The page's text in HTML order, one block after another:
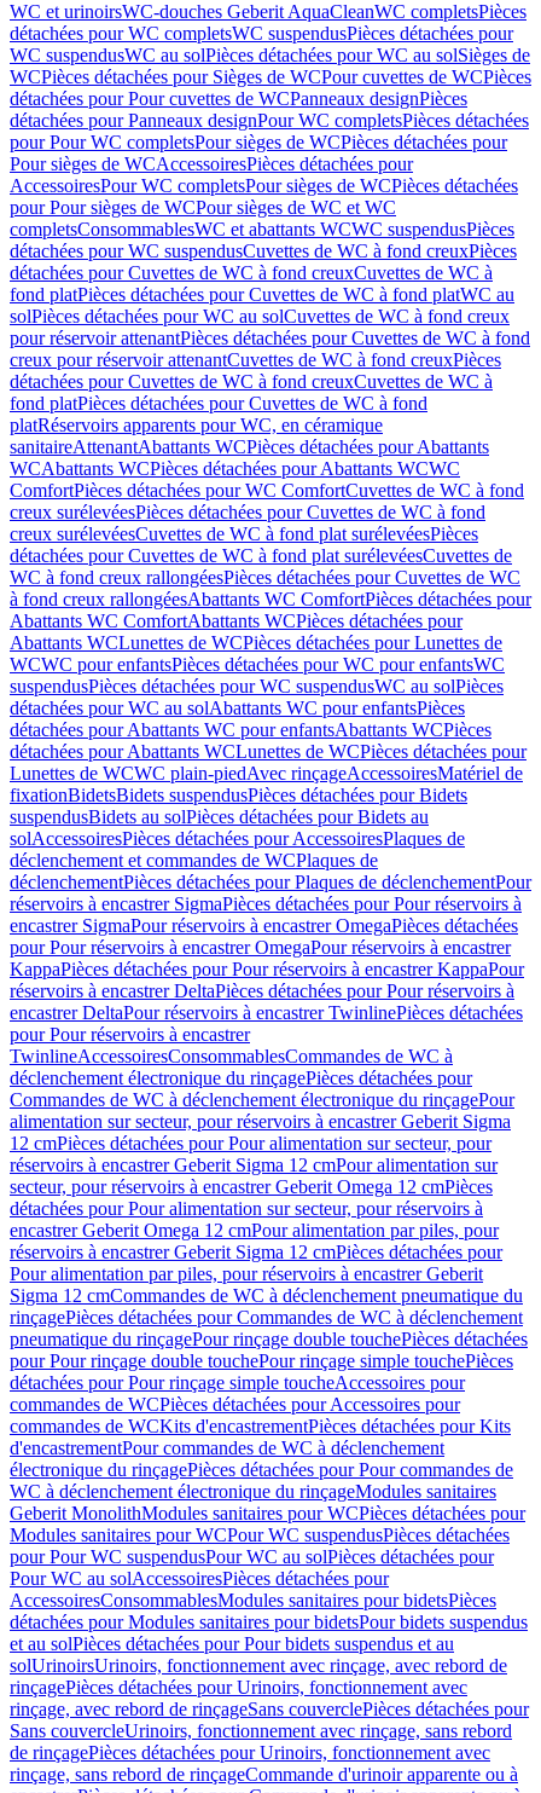
WC et urinoirsWC-douches Geberit AquaCleanWC completsPièces
détachées pour WC completsWC suspendusPièces détachées pour
WC suspendusWC au solPièces détachées pour WC au solSièges de
WCPièces détachées pour Sièges de WCPour cuvettes de WCPièces
détachées pour Pour cuvettes de WCPanneaux designPièces
détachées pour Panneaux designPour WC completsPièces détachées
pour Pour WC completsPour sièges de WCPièces détachées pour
Pour sièges de WCAccessoiresPièces détachées pour
AccessoiresPour WC completsPour sièges de WCPièces détachées
pour Pour sièges de WCPour sièges de WC et WC
completsConsommablesWC et abattants WCWC suspendusPièces
détachées pour WC suspendusCuvettes de WC à fond creuxPièces
détachées pour Cuvettes de WC à fond creuxCuvettes de WC à
fond platPièces détachées pour Cuvettes de WC à fond platWC au
solPièces détachées pour WC au solCuvettes de WC à fond creux
pour réservoir attenantPièces détachées pour Cuvettes de WC à fond
creux pour réservoir attenantCuvettes de WC à fond creuxPièces
détachées pour Cuvettes de WC à fond creuxCuvettes de WC à
fond platPièces détachées pour Cuvettes de WC à fond
platRéservoirs apparents pour WC, en céramique
sanitaireAttenantAbattants WCPièces détachées pour Abattants
WCAbattants WCPièces détachées pour Abattants WCWC
ComfortPièces détachées pour WC ComfortCuvettes de WC à fond
creux surélevéesPièces détachées pour Cuvettes de WC à fond
creux surélevéesCuvettes de WC à fond plat surélevéesPièces
détachées pour Cuvettes de WC à fond plat surélevéesCuvettes de
WC à fond creux rallongéesPièces détachées pour Cuvettes de WC
à fond creux rallongéesAbattants WC ComfortPièces détachées pour
Abattants WC ComfortAbattants WCPièces détachées pour
Abattants WCLunettes de WCPièces détachées pour Lunettes de
WCWC pour enfantsPièces détachées pour WC pour enfantsWC
suspendusPièces détachées pour WC suspendusWC au solPièces
détachées pour WC au solAbattants WC pour enfantsPièces
détachées pour Abattants WC pour enfantsAbattants WCPièces
détachées pour Abattants WCLunettes de WCPièces détachées pour
Lunettes de WCWC plain-piedAvec rinçageAccessoiresMatériel de
fixationBidetsBidets suspendusPièces détachées pour Bidets
suspendusBidets au solPièces détachées pour Bidets au
solAccessoiresPièces détachées pour AccessoiresPlaques de
déclenchement et commandes de WCPlaques de
déclenchementPièces détachées pour Plaques de déclenchementPour
réservoirs à encastrer SigmaPièces détachées pour Pour réservoirs à
encastrer SigmaPour réservoirs à encastrer OmegaPièces détachées
pour Pour réservoirs à encastrer OmegaPour réservoirs à encastrer
KappaPièces détachées pour Pour réservoirs à encastrer KappaPour
réservoirs à encastrer DeltaPièces détachées pour Pour réservoirs à
encastrer DeltaPour réservoirs à encastrer TwinlinePièces détachées
pour Pour réservoirs à encastrer
TwinlineAccessoiresConsommablesCommandes de WC à
déclenchement électronique du rinçagePièces détachées pour
Commandes de WC à déclenchement électronique du rinçagePour
alimentation sur secteur, pour réservoirs à encastrer Geberit Sigma
12 cmPièces détachées pour Pour alimentation sur secteur, pour
réservoirs à encastrer Geberit Sigma 12 cmPour alimentation sur
secteur, pour réservoirs à encastrer Geberit Omega 12 cmPièces
détachées pour Pour alimentation sur secteur, pour réservoirs à
encastrer Geberit Omega 12 cmPour alimentation par piles, pour
réservoirs à encastrer Geberit Sigma 12 cmPièces détachées pour
Pour alimentation par piles, pour réservoirs à encastrer Geberit
Sigma 12 cmCommandes de WC à déclenchement pneumatique du
rinçagePièces détachées pour Commandes de WC à déclenchement
pneumatique du rinçagePour rinçage double touchePièces détachées
pour Pour rinçage double touchePour rinçage simple touchePièces
détachées pour Pour rinçage simple toucheAccessoires pour
commandes de WCPièces détachées pour Accessoires pour
commandes de WCKits d'encastrementPièces détachées pour Kits
d'encastrementPour commandes de WC à déclenchement
électronique du rinçagePièces détachées pour Pour commandes de
WC à déclenchement électronique du rinçageModules sanitaires
Geberit MonolithModules sanitaires pour WCPièces détachées pour
Modules sanitaires pour WCPour WC suspendusPièces détachées
pour Pour WC suspendusPour WC au solPièces détachées pour
Pour WC au solAccessoiresPièces détachées pour
AccessoiresConsommablesModules sanitaires pour bidetsPièces
détachées pour Modules sanitaires pour bidetsPour bidets suspendus
et au solPièces détachées pour Pour bidets suspendus et au
solUrinoirsUrinoirs, fonctionnement avec rinçage, avec rebord de
rinçagePièces détachées pour Urinoirs, fonctionnement avec
rinçage, avec rebord de rinçageSans couverclePièces détachées pour
Sans couvercleUrinoirs, fonctionnement avec rinçage, sans rebord
de rinçagePièces détachées pour Urinoirs, fonctionnement avec
rinçage, sans rebord de rinçageCommande d'urinoir apparente ou à